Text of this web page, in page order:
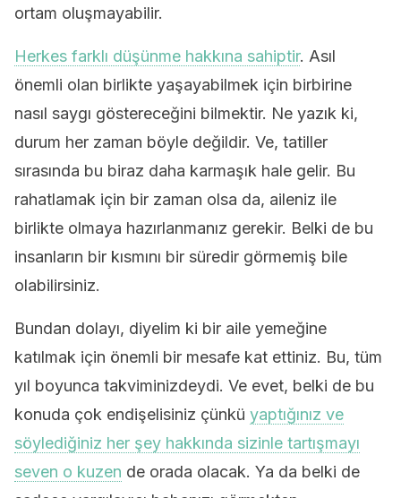
ortam oluşmayabilir.
Herkes farklı düşünme hakkına sahiptir. Asıl
önemli olan birlikte yaşayabilmek için birbirine
nasıl saygı göstereceğini bilmektir. Ne yazık ki,
durum her zaman böyle değildir. Ve, tatiller
sırasında bu biraz daha karmaşık hale gelir. Bu
rahatlamak için bir zaman olsa da, aileniz ile
birlikte olmaya hazırlanmanız gerekir. Belki de bu
insanların bir kısmını bir süredir görmemiş bile
olabilirsiniz.
Bundan dolayı, diyelim ki bir aile yemeğine
katılmak için önemli bir mesafe kat ettiniz. Bu, tüm
yıl boyunca takviminizdeydi. Ve evet, belki de bu
konuda çok endişelisiniz çünkü yaptığınız ve
söylediğiniz her şey hakkında sizinle tartışmayı
seven o kuzen de orada olacak. Ya da belki de